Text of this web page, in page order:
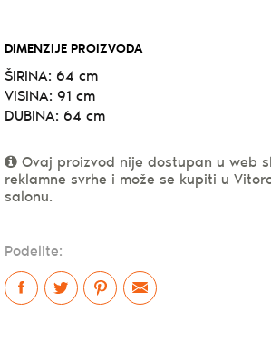
DIMENZIJE PROIZVODA
ŠIRINA: 64 cm
VISINA: 91 cm
DUBINA: 64 cm
Ovaj proizvod nije dostupan u web
reklamne svrhe i može se kupiti u
salonu.
Podelite: